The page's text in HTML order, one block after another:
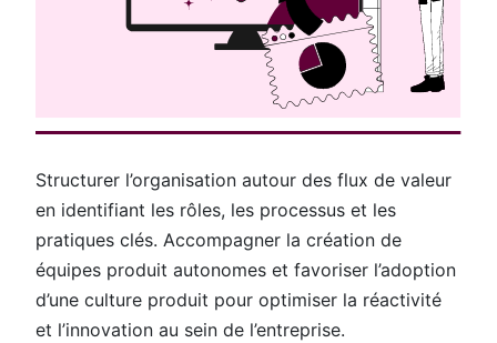
Structurer l’organisation autour des flux de valeur
en identifiant les rôles, les processus et les
pratiques clés. Accompagner la création de
équipes produit autonomes et favoriser l’adoption
d’une culture produit pour optimiser la réactivité
et l’innovation au sein de l’entreprise.